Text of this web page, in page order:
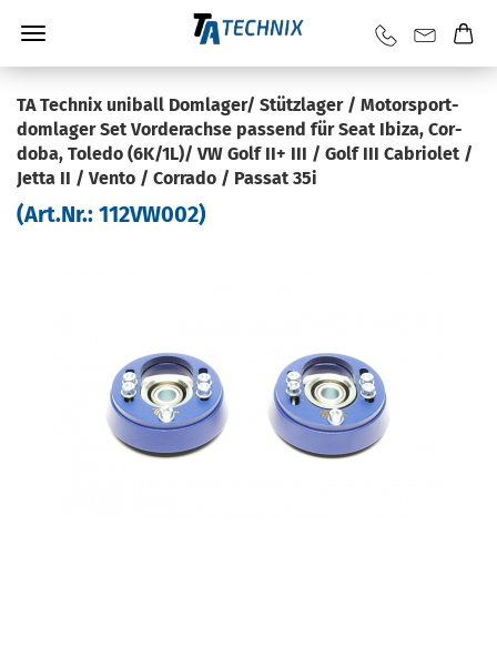
TA Tech­nix uni­ball Dom­la­ger/ Stütz­la­ger / Mo­tor­sport­
dom­la­ger Set Vor­der­ach­se pas­send für Seat Ibiza, Cor­
do­ba, To­le­do (6K/1L)/ VW Golf II+ III / Golf III Ca­brio­let /
Jetta II / Vento / Cor­ra­do / Pas­sat 35i
(Art.Nr.: 112VW002)